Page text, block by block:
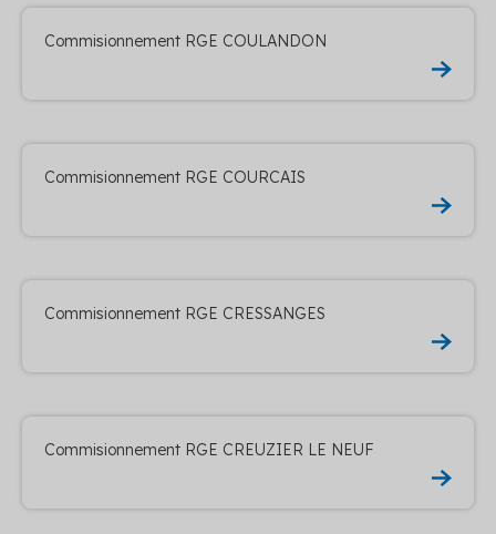
Commisionnement RGE COULANDON
Commisionnement RGE COURCAIS
Commisionnement RGE CRESSANGES
Commisionnement RGE CREUZIER LE NEUF